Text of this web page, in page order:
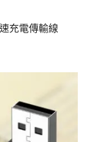
充電傳輸線